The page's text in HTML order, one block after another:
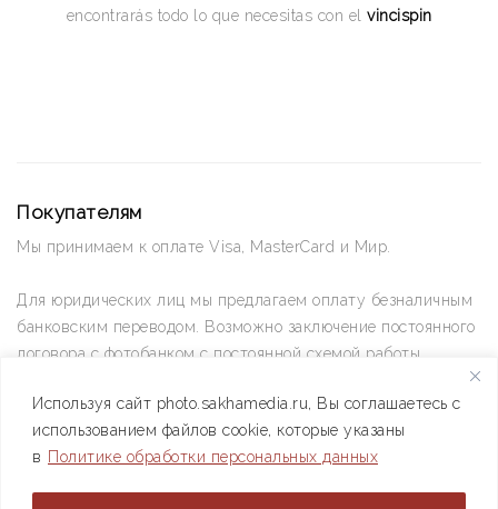
Используя сайт photo.sakhamedia.ru, Вы соглашаетесь с
использованием файлов cookie, которые указаны
в Политике обработки персональных данных
encontrarás todo lo que necesitas con el vincispin
Покупателям
Мы принимаем к оплате Visa, MasterCard и Мир.
Для юридических лиц мы предлагаем оплату безналичным
банковским переводом. Возможно заключение постоянного
договора с фотобанком с постоянной схемой работы.
Позвоните нам по телефону +7(4112) 42-09-42 — и мы
ответим на все ваши вопросы